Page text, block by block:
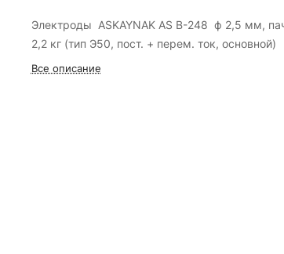
Электроды ASKAYNAK AS B-248 ф 2,5 мм,
2,2 кг (тип Э50, пост. + перем. ток, основной)
Все описание